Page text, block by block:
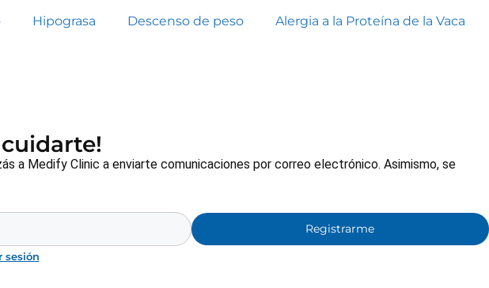
Hipograsa Descenso de peso Alergia a la Proteína de la Vaca
a Medify Clinic a enviarte comunicaciones por correo electrónico. Asimismo, se
Registrarme
sesión